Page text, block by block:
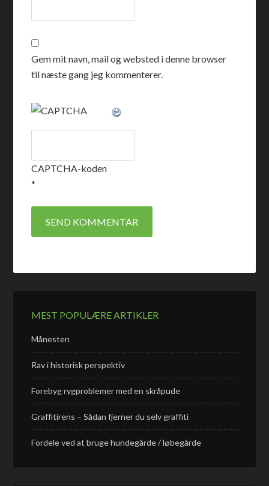
Gem mit navn, mail og websted i denne browser
til næste gang jeg kommenterer.
CAPTCHA-koden
*
MEST POPULÆRE ARTIKLER
Månesten
Rav i historisk perspektiv
Forebyg rygproblemer med en skråpude
Graffitirens – Sådan fjerner du selv graffiti
Fordele ved at bruge hundegårde / løbegårde